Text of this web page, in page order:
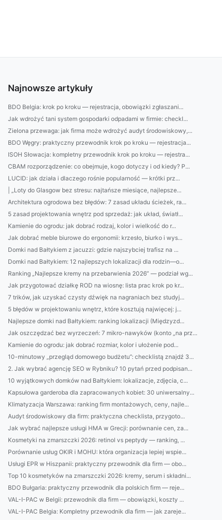
Najnowsze artykuły
BDO Belgia: krok po kroku — rejestracja, obowiązki zgłaszani...
Jak wdrożyć tani system gospodarki odpadami w firmie: checkl...
Zielona przewaga: jak firma może wdrożyć audyt środowiskowy,...
BDO Węgry: praktyczny przewodnik krok po kroku — rejestracja...
ISOH Słowacja: kompletny przewodnik krok po kroku — rejestra...
CBAM rozporządzenie: co obejmuje, kogo dotyczy i od kiedy? P...
LUCID: jak działa i dlaczego rośnie popularność — krótki prz...
| „Loty do Glasgow bez stresu: najtańsze miesiące, najlepsze...
Architektura ogrodowa bez błędów: 7 zasad układu ścieżek, ra...
5 zasad projektowania wnętrz pod sprzedaż: jak układ, światł...
Kamienie do ogrodu: jak dobrać rodzaj, kolor i wielkość do r...
Jak dobrać meble biurowe do ergonomii: krzesło, biurko i wys...
Domki nad Bałtykiem z jacuzzi: gdzie najszybciej trafisz na ...
Domki nad Bałtykiem: 12 najlepszych lokalizacji dla rodzin—o...
Ranking „Najlepsze kremy na przebarwienia 2026” — podział wg...
Jak przygotować działkę ROD na wiosnę: lista prac krok po kr...
7 trików, jak uzyskać czysty dźwięk na nagraniach bez studyj...
5 błędów w projektowaniu wnętrz, które kosztują najwięcej: j...
Najlepsze domki nad Bałtykiem: ranking lokalizacji (Międzyzd...
Jak oszczędzać bez wyrzeczeń: 7 mikro-nawyków (konto „na prz...
Kamienie do ogrodu: jak dobrać rozmiar, kolor i ułożenie pod...
10-minutowy „przegląd domowego budżetu”: checklistą znajdź 3...
2. Jak wybrać agencję SEO w Rybniku? 10 pytań przed podpisan...
10 wyjątkowych domków nad Bałtykiem: lokalizacje, zdjęcia, c...
Kapsułowa garderoba dla zapracowanych kobiet: 30 uniwersalny...
Klimatyzacja Warszawa: ranking firm montażowych, ceny, najle...
Audyt środowiskowy dla firm: praktyczna checklista, przygoto...
Jak wybrać najlepsze usługi HMA w Grecji: porównanie cen, za...
Kosmetyki na zmarszczki 2026: retinol vs peptydy — ranking, ...
Porównanie usług OKIR i MOHU: która organizacja lepiej wspie...
Usługi EPR w Hiszpanii: praktyczny przewodnik dla firm — obo...
Top 10 kosmetyków na zmarszczki 2026: kremy, serum i składni...
BDO Bułgaria: praktyczny przewodnik dla polskich firm — reje...
VAL-I-PAC w Belgii: przewodnik dla firm — obowiązki, koszty ...
VAL-I-PAC Belgia: Kompletny przewodnik dla firm — jak zareje...